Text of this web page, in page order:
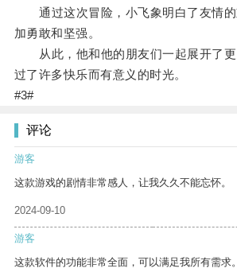
通过这次冒险，小飞象明白了友情的
加勇敢和坚强。
从此，他和他的朋友们一起展开了更
过了许多快乐而有意义的时光。
#3#
评论
游客
这款游戏的剧情非常感人，让我久久不能忘怀。
2024-09-10
游客
这款软件的功能非常全面，可以满足我所有需求。